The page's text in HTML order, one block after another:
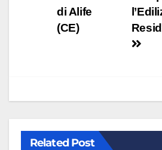
di Alife
(CE)
Related Post